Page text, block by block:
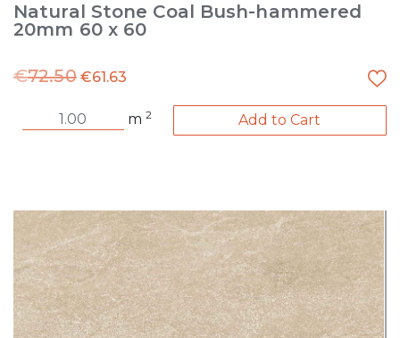
Natural Stone Coal Bush-hammered
20mm 60 x 60
€72.50 €61.63
m2 Add to Cart